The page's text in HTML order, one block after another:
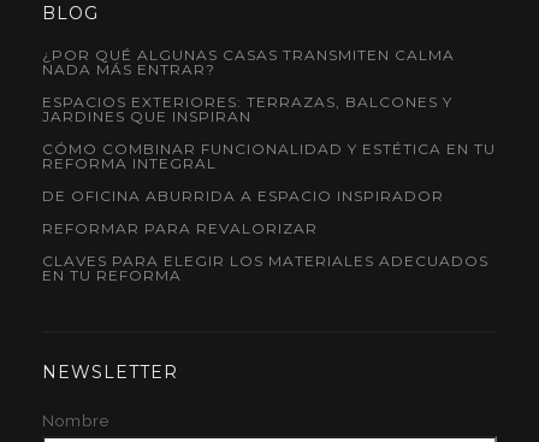
BLOG
¿POR QUÉ ALGUNAS CASAS TRANSMITEN CALMA
NADA MÁS ENTRAR?
ESPACIOS EXTERIORES: TERRAZAS, BALCONES Y
JARDINES QUE INSPIRAN
CÓMO COMBINAR FUNCIONALIDAD Y ESTÉTICA EN TU
REFORMA INTEGRAL
DE OFICINA ABURRIDA A ESPACIO INSPIRADOR
REFORMAR PARA REVALORIZAR
CLAVES PARA ELEGIR LOS MATERIALES ADECUADOS
EN TU REFORMA
NEWSLETTER
Nombre